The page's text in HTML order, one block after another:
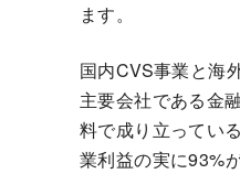
ます。
国内CVS事業と海
主要会社である金
料で成り立ってい
業利益の実に93%